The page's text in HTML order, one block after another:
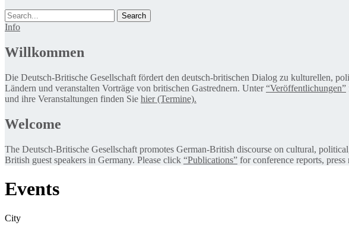
Search
Info
Willkommen
Die Deutsch-Britische Gesellschaft fördert den deutsch-britischen Dialog zu kulturellen,
Ländern und veranstalten Vorträge von britischen Gastrednern. Unter“Veröffentlichungen”
und ihre Veranstaltungen finden Sie hier (Termine).
Welcome
The Deutsch-Britische Gesellschaft promotes German-British discourse on cultural,
British guest speakers in Germany. Please click “Publications” for conference reports,
Events
City